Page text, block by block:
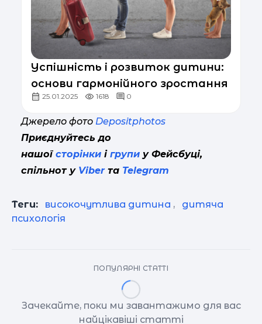
Успішність і розвиток дитини:
основи гармонійного зростання
25.01.2025 1618 0
Джерело фото Depositphotos
Приєднуйтесь до
нашої сторінки і групи у Фейсбуці,
спільнот у Viberта Telegram
Теги: високочутлива дитина ,
дитяча
психологія
ПОПУЛЯРНІ СТАТТІ
Зачекайте, поки ми завантажимо для вас
найцікавіші статті